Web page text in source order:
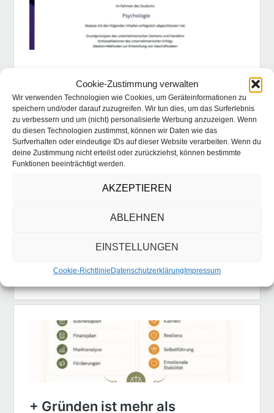
Cookie-Zustimmung verwalten
Wir verwenden Technologien wie Cookies, um Geräteinformationen zu
speichern und/oder darauf zuzugreifen. Wir tun dies, um das Surferlebnis
zu verbessern und um (nicht) personalisierte Werbung anzuzeigen. Wenn
du diesen Technologien zustimmst, können wir Daten wie das
Surfverhalten oder eindeutige IDs auf dieser Website verarbeiten. Wenn du
deine Zustimmung nicht erteilst oder zurückziehst, können bestimmte
Funktionen beeinträchtigt werden.
AKZEPTIEREN
ABLEHNEN
EINSTELLUNGEN
Cookie-Richtlinie Datenschutzerklärung Impressum